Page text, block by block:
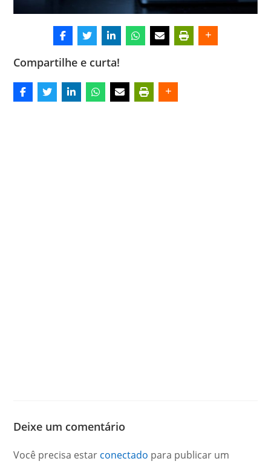
Compartilhe e curta!
Deixe um comentário
Você precisa estar conectado para publicar um